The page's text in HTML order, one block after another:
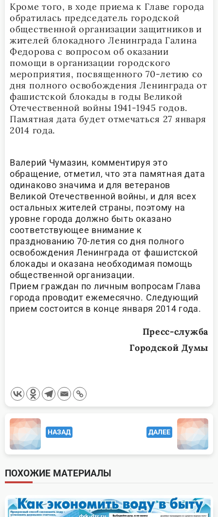
Кроме того, в ходе приема к Главе города
обратилась председатель городской
общественной организации защитников и
жителей блокадного Ленинграда Галина
Федорова с вопросом об оказании
помощи в организации городского
мероприятия, посвященного 70-летию со
дня полного освобождения Ленинграда от
фашистской блокады в годы Великой
Отечественной войны 1941-1945 годов.
Памятная дата будет отмечаться 27 января
2014 года.
Валерий Чумазин, комментируя это
обращение, отметил, что эта памятная дата
одинаково значима и для ветеранов
Великой Отечественной войны, и для всех
остальных жителей страны, поэтому на
уровне города должно быть оказано
соответствующее внимание к
празднованию 70-летия со дня полного
освобождения Ленинграда от фашистской
блокады и оказана необходимая помощь
общественной организации.
Прием граждан по личным вопросам Глава
города проводит ежемесячно. Следующий
прием состоится в конце января 2014 года.
Пресс-служба
Городской Думы
<span
class="nav-
subtitle
screen-
reader-
text">Page</span>
НАЗАД ДАЛЕЕ
ПОХОЖИЕ МАТЕРИАЛЫ